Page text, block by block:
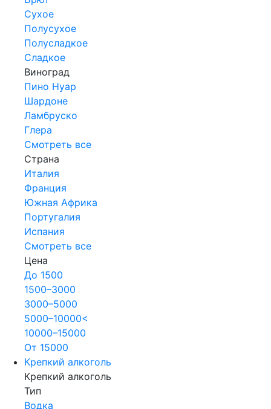
Сухое
Полусухое
Полусладкое
Сладкое
Виноград
Пино Нуар
Шардоне
Ламбруско
Глера
Смотреть все
Страна
Италия
Франция
Южная Африка
Португалия
Испания
Смотреть все
Цена
До 1500
1500–3000
3000–5000
5000–10000<
10000–15000
От 15000
Крепкий алкоголь
Крепкий алкоголь
Тип
Водка